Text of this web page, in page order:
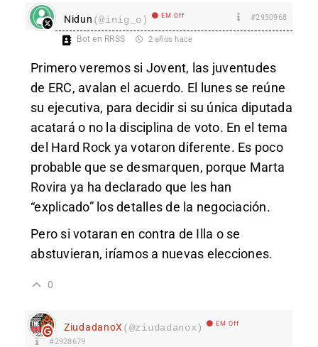
Nidun (@inig_o) EM Off #2930968
Bot en RRSS 2 años hace
Primero veremos si Jovent, las juventudes
de ERC, avalan el acuerdo. El lunes se reúne
su ejecutiva, para decidir si su única diputada
acatará o no la disciplina de voto. En el tema
del Hard Rock ya votaron diferente. Es poco
probable que se desmarquen, porque Marta
Rovira ya ha declarado que les han
“explicado” los detalles de la negociación.
Pero si votaran en contra de Illa o se
abstuvieran, iríamos a nuevas elecciones.
0
ZiudadanoX (@ziudadanox) EM Off
#2928679